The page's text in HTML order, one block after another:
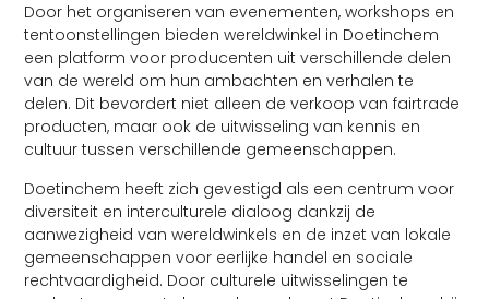
Door het organiseren van evenementen, workshops en
tentoonstellingen bieden wereldwinkel in Doetinchem
een platform voor producenten uit verschillende delen
van de wereld om hun ambachten en verhalen te
delen. Dit bevordert niet alleen de verkoop van fairtrade
producten, maar ook de uitwisseling van kennis en
cultuur tussen verschillende gemeenschappen.
Doetinchem heeft zich gevestigd als een centrum voor
diversiteit en interculturele dialoog dankzij de
aanwezigheid van wereldwinkels en de inzet van lokale
gemeenschappen voor eerlijke handel en sociale
rechtvaardigheid. Door culturele uitwisselingen te